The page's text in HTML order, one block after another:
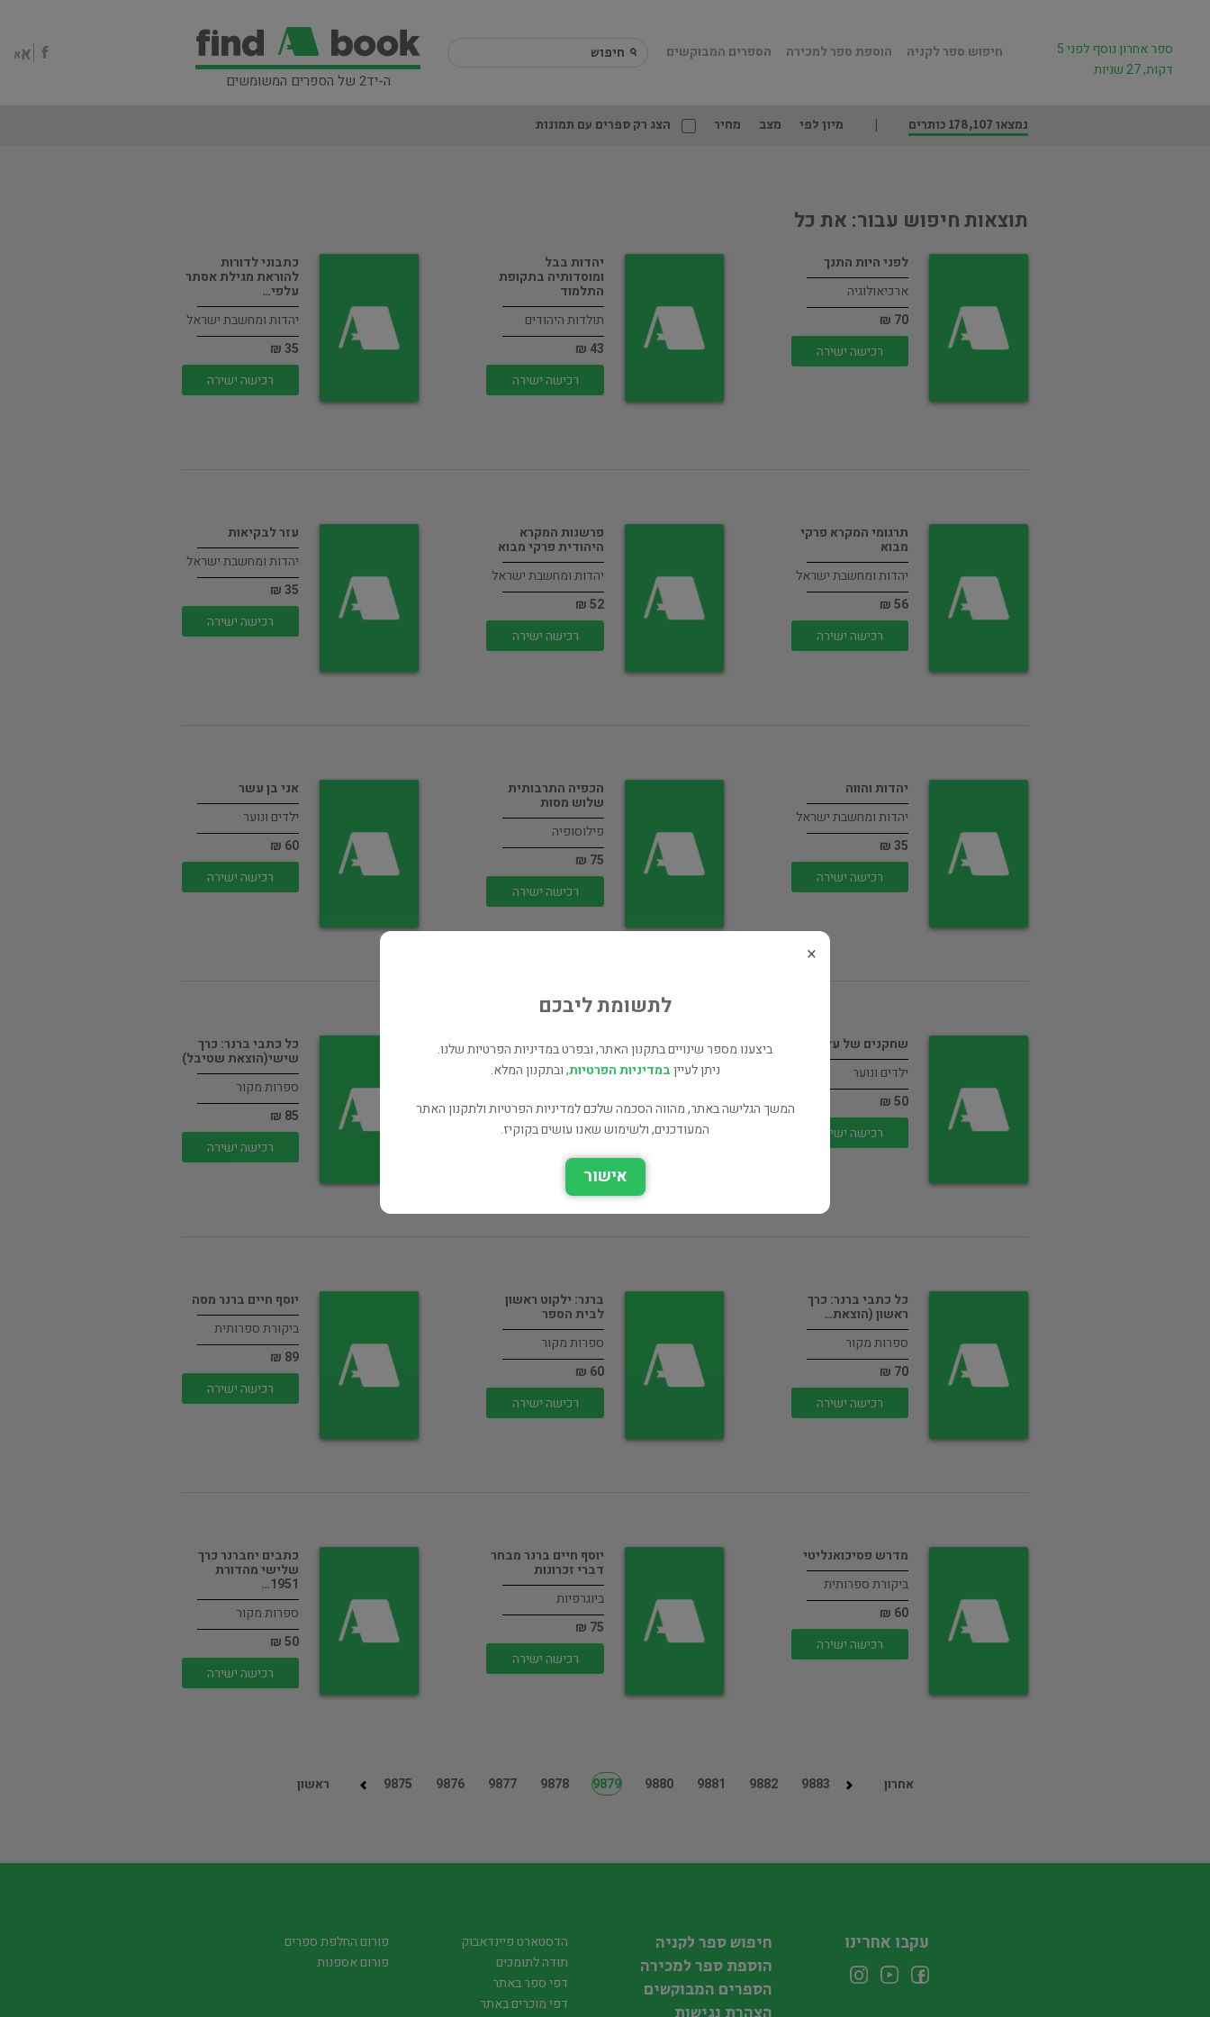
ה-יד2 של הספרים המשומשים
חיפוש ספר לקניה הוספת ספר למכירה הספרים המבוקשים
ספר אחרון נוסף לפני 5
דקות, 27 שניות
נמצאו 178,107 כותרים מיון לפי מצב מחיר הצג רק ספרים עם תמונות
תוצאות חיפוש עבור: את כל
לפני היות התנך
ארכיאולוגיה
70 ₪
רכישה ישירה
יהדות בבל
ומוסדותיה בתקופת
התלמוד
תולדות היהודים
43 ₪
רכישה ישירה
כתבוני לדורות
להוראת מגילת אסתר
עלפי…
יהדות ומחשבת ישראל
35 ₪
רכישה ישירה
תרגומי המקרא פרקי
מבוא
יהדות ומחשבת ישראל
56 ₪
רכישה ישירה
פרשנות המקרא
היהודית פרקי מבוא
יהדות ומחשבת ישראל
52 ₪
רכישה ישירה
עזר לבקיאות
יהדות ומחשבת ישראל
35 ₪
רכישה ישירה
יהדות והווה
יהדות ומחשבת ישראל
35 ₪
רכישה ישירה
הכפיה התרבותית
שלוש מסות
פילוסופיה
75 ₪
רכישה ישירה
אני בן עשר
ילדים ונוער
60 ₪
רכישה ישירה
שחקנים של עץ
ילדים ונוער
50 ₪
רכישה ישירה
מסיכות מכסיקאיות
מבחר יצירות
45 ₪
כל כתבי ברנר: כרך
שישי(הוצאת שטיבל)
ספרות מקור
85 ₪
רכישה ישירה
כל כתבי ברנר: כרך
ראשון (הוצאת…
ספרות מקור
70 ₪
רכישה ישירה
ברנר: ילקוט ראשון
לבית הספר
ספרות מקור
60 ₪
רכישה ישירה
יוסף חיים ברנר מסה
ביקורת ספרותית
89 ₪
רכישה ישירה
מדרש פסיכואנליטי
ביקורת ספרותית
60 ₪
רכישה ישירה
יוסף חיים ברנר מבחר
דברי זכרונות
ביוגרפיות
75 ₪
רכישה ישירה
כתבים יחברנר כרך
שלישי מהדורת
1951…
ספרות מקור
50 ₪
רכישה ישירה
ראשון 9875 9876 9877 9878 9879 9880 9881 9882 9883 אחרון
×
לתשומת ליבכם
ביצענו מספר שינויים בתקנון האתר, ובפרט במדיניות הפרטיות שלנו.
ניתן לעייןבמדיניות הפרטיות, ובתקנון המלא.
המשך הגלישה באתר, מהווה הסכמה שלכם למדיניות הפרטיות ולתקנון האתר
המעודכנים, ולשימוש שאנו עושים בקוקיז.
אישור
עקבו אחרינו
חיפוש ספר לקניה
הוספת ספר למכירה
הספרים המבוקשים
הדסטארט פיינדאבוק
תודה לתומכים
דפי ספר באתר
דפי מוכרים באתר
פורום החלפת ספרים
פורום אספנות